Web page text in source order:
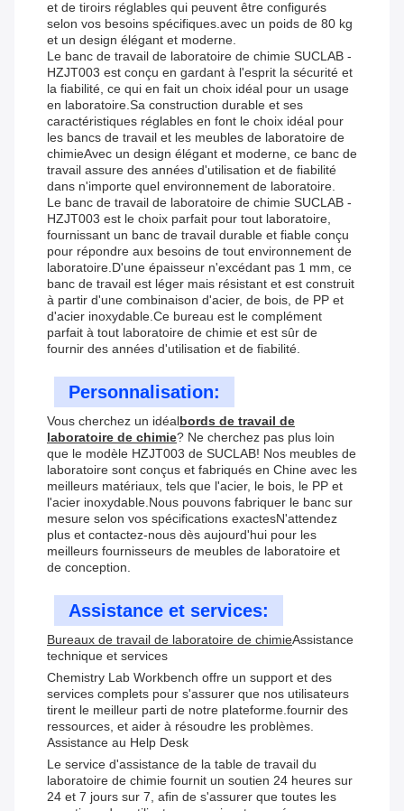
et de tiroirs réglables qui peuvent être configurés
selon vos besoins spécifiques.avec un poids de 80 kg
et un design élégant et moderne.
Le banc de travail de laboratoire de chimie SUCLAB -
HZJT003 est conçu en gardant à l'esprit la sécurité et
la fiabilité, ce qui en fait un choix idéal pour un usage
en laboratoire.Sa construction durable et ses
caractéristiques réglables en font le choix idéal pour
les bancs de travail et les meubles de laboratoire de
chimieAvec un design élégant et moderne, ce banc de
travail assure des années d'utilisation et de fiabilité
dans n'importe quel environnement de laboratoire.
Le banc de travail de laboratoire de chimie SUCLAB -
HZJT003 est le choix parfait pour tout laboratoire,
fournissant un banc de travail durable et fiable conçu
pour répondre aux besoins de tout environnement de
laboratoire.D'une épaisseur n'excédant pas 1 mm, ce
banc de travail est léger mais résistant et est construit
à partir d'une combinaison d'acier, de bois, de PP et
d'acier inoxydable.Ce bureau est le complément
parfait à tout laboratoire de chimie et est sûr de
fournir des années d'utilisation et de fiabilité.
Personnalisation:
Vous cherchez un idéalbords de travail de
laboratoire de chimie? Ne cherchez pas plus loin
que le modèle HZJT003 de SUCLAB! Nos meubles de
laboratoire sont conçus et fabriqués en Chine avec les
meilleurs matériaux, tels que l'acier, le bois, le PP et
l'acier inoxydable.Nous pouvons fabriquer le banc sur
mesure selon vos spécifications exactesN'attendez
plus et contactez-nous dès aujourd'hui pour les
meilleurs fournisseurs de meubles de laboratoire et
de conception.
Assistance et services:
Bureaux de travail de laboratoire de chimieAssistance
technique et services
Chemistry Lab Workbench offre un support et des
services complets pour s'assurer que nos utilisateurs
tirent le meilleur parti de notre plateforme.fournir des
ressources, et aider à résoudre les problèmes.
Assistance au Help Desk
Le service d'assistance de la table de travail du
laboratoire de chimie fournit un soutien 24 heures sur
24 et 7 jours sur 7, afin de s'assurer que toutes les